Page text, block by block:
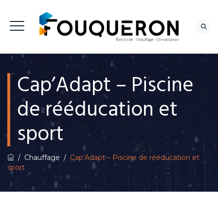
NOUS CONTACTER
Cap’Adapt – Piscine
de rééducation et
sport
/ Chauffage / Cap’Adapt – Piscine de rééducation et
sport